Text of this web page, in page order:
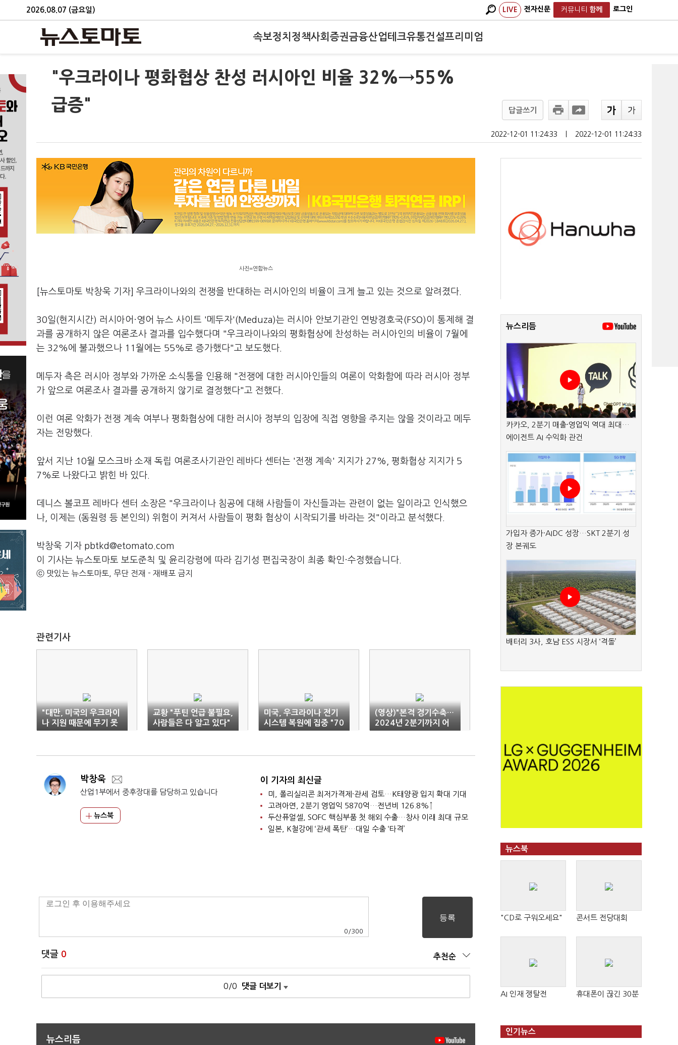
2026.08.07 (금요일) LIVE 전자신문 커뮤니티 함께 로그인
속보정치 정책사회 증권금융산업테크유통건설프리미엄
"우크라이나 평화협상 찬성 러시아인 비율 32%→55%
급증"
답글쓰기
2022-12-01 11:24:33 2022-12-01 11:24:33
사진=연합뉴스
[뉴스토마토 박창욱 기자] 우크라이나와의 전쟁을 반대하는 러시아인의 비율이 크게 늘고 있는 것으로 알려졌다.
30일(현지시간) 러시아어·영어 뉴스 사이트 '메두자'(Meduza)는 러시아 안보기관인 연방경호국(FSO)이 통제해 결
과를 공개하지 않은 여론조사 결과를 입수했다며 "우크라이나와의 평화협상에 찬성하는 러시아인의 비율이 7월에
는 32%에 불과했으나 11월에는 55%로 증가했다"고 보도했다.
메두자 측은 러시아 정부와 가까운 소식통을 인용해 "전쟁에 대한 러시아인들의 여론이 악화함에 따라 러시아 정부
가 앞으로 여론조사 결과를 공개하지 않기로 결정했다"고 전했다.
이런 여론 악화가 전쟁 계속 여부나 평화협상에 대한 러시아 정부의 입장에 직접 영향을 주지는 않을 것이라고 메두
자는 전망했다.
앞서 지난 10월 모스크바 소재 독립 여론조사기관인 레바다 센터는 '전쟁 계속' 지지가 27%, 평화협상 지지가 5
7%로 나왔다고 밝힌 바 있다.
데니스 볼코프 레바다 센터 소장은 "우크라이나 침공에 대해 사람들이 자신들과는 관련이 없는 일이라고 인식했으
나, 이제는 (동원령 등 본인의) 위험이 커져서 사람들이 평화 협상이 시작되기를 바라는 것"이라고 분석했다.
박창욱 기자 pbtkd@etomato.com
이 기사는 뉴스토마토 보도준칙 및 윤리강령에 따라 김기성 편집국장이 최종 확인·수정했습니다.
ⓒ 맛있는 뉴스토마토, 무단 전재 - 재배포 금지
관련기사
"대만, 미국의 우크라이
나 지원 때문에 무기 못
받아"
교황 "푸틴 언급 불필요,
사람들은 다 알고 있다"
미국, 우크라이나 전기
시스템 복원에 집중 "70
0억원 규모 지원"
(영상)"본격 경기수축…
2024년 2분기까지 어
려워"
박창욱
산업1부에서 중후장대를 담당하고 있습니다
뉴스북
이 기자의 최신글
미, 폴리실리콘 최저가격제·관세 검토…K태양광 입지 확대 기대
고려아연, 2분기 영업익 5870억…전년비 126.8%↑
두산퓨얼셀, SOFC 핵심부품 첫 해외 수출…창사 이래 최대 규모
일본, K철강에 ‘관세 폭탄’…대일 수출 ‘타격’
0 /300
댓글 0 추천순
0/0 댓글 더보기
뉴스리듬
뉴스리듬
카카오, 2분기 매출·영업익 역대 최대…
에이전트 AI 수익화 관건
가입자 증가·AIDC 성장…SKT 2분기 성
장 본궤도
배터리 3사, 호남 ESS 시장서 ‘격돌’
뉴스북
"CD로 구워오세요" 콘서트 전당대회
AI 인재 쟁탈전 휴대폰이 끊긴 30분
인기뉴스